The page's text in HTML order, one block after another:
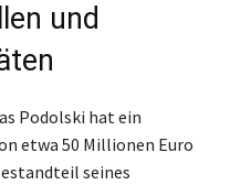
und
Podolski hat ein
etwa 50 Millionen Euro
seines